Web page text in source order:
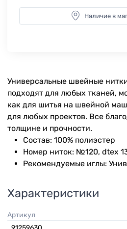
Наличие в
Универсальные швейные
подходят для любых тканей,
как для шитья на швейной
для любых проектов. Все
толщине и прочности.
Состав: 100% полиэстер
Номер ниток: №120, dtex
Рекомендуемые иглы:
Характеристики
Артикул